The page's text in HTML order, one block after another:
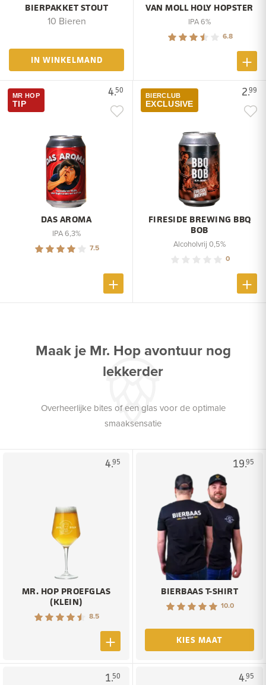
BIERPAKKET STOUT
10 Bieren
IN WINKELMAND
VAN MOLL HOLY HOPSTER
IPA 6%
6.8
4.50
MR HOP
TIP
DAS AROMA
IPA 6,3%
7.5
2.99
BIERCLUB
EXCLUSIVE
FIRESIDE BREWING BBQ
BOB
Alcoholvrij 0,5%
0
Maak je Mr. Hop avontuur nog
lekkerder
Overheerlijke bites of een glas voor de optimale
smaaksensatie
4.95
MR. HOP PROEFGLAS
(KLEIN)
8.5
19.95
BIERBAAS T-SHIRT
10.0
KIES MAAT
1.50 4.95